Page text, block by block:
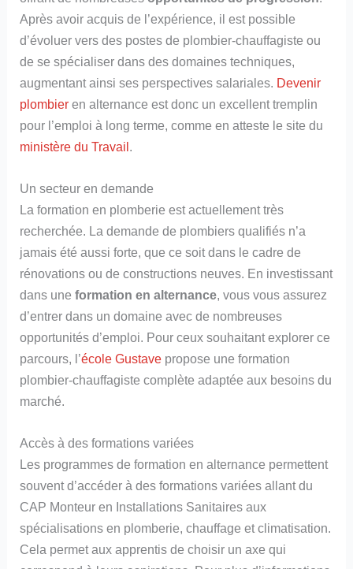
Après avoir acquis de l’expérience, il est possible
d’évoluer vers des postes de plombier-chauffagiste ou
de se spécialiser dans des domaines techniques,
augmentant ainsi ses perspectives salariales. Devenir
plombier en alternance est donc un excellent tremplin
pour l’emploi à long terme, comme en atteste le site du
ministère du Travail.
Un secteur en demande
La formation en plomberie est actuellement très
recherchée. La demande de plombiers qualifiés n’a
jamais été aussi forte, que ce soit dans le cadre de
rénovations ou de constructions neuves. En investissant
dans uneformation en alternance, vous vous assurez
d’entrer dans un domaine avec de nombreuses
opportunités d’emploi. Pour ceux souhaitant explorer ce
parcours, l’école Gustave propose une formation
plombier-chauffagiste complète adaptée aux besoins du
marché.
Accès à des formations variées
Les programmes de formation en alternance permettent
souvent d’accéder à des formations variées allant du
CAP Monteur en Installations Sanitaires aux
spécialisations en plomberie, chauffage et climatisation.
Cela permet aux apprentis de choisir un axe qui